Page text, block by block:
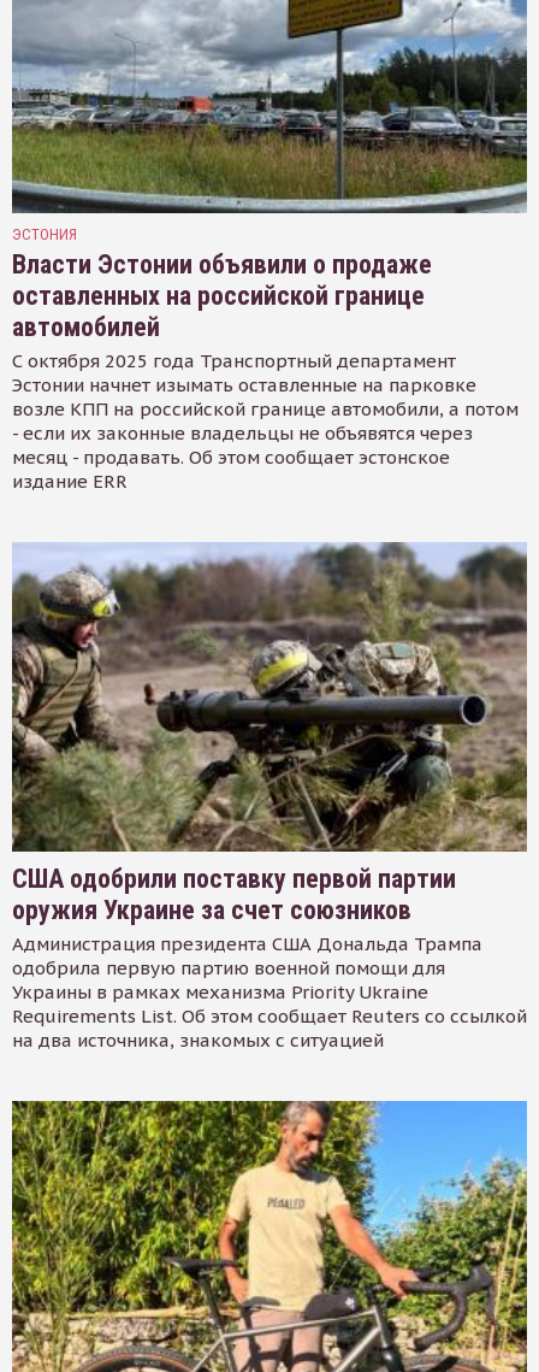
ЭСТОНИЯ
Власти Эстонии объявили о продаже
оставленных на российской границе
автомобилей
С октября 2025 года Транспортный департамент
Эстонии начнет изымать оставленные на парковке
возле КПП на российской границе автомобили, а потом
- если их законные владельцы не объявятся через
месяц - продавать. Об этом сообщает эстонское
издание ERR
США одобрили поставку первой партии
оружия Украине за счет союзников
Администрация президента США Дональда Трампа
одобрила первую партию военной помощи для
Украины в рамках механизма Priority Ukraine
Requirements List. Об этом сообщает Reuters со ссылкой
на два источника, знакомых с ситуацией